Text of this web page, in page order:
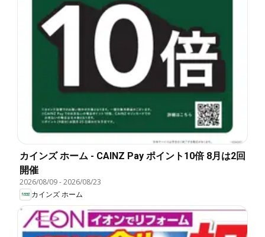
カインズ ホーム - CAINZ Pay ポイント10倍 8月は2回
開催
2026/08/09-2026/08/23
カインズ ホーム